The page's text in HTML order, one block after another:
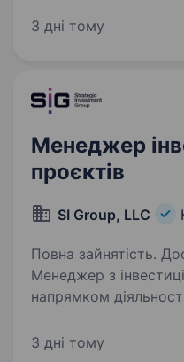
команда «Укрпошти»
3 дні тому
Менеджер
проєктів
SI Group, LLC
Повна зайнятість.
Менеджер з
напрямком
альтернативних
3 дні тому